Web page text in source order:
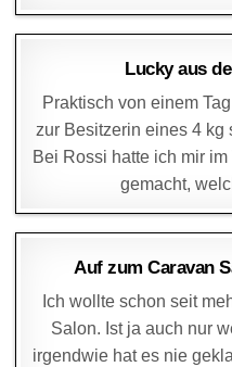
DAGMAR 1.
Lucky aus
Praktisch von einem
zur Besitzerin eines 4 kg
Bei Rossi hatte ich mir
gemacht,
DAGMAR
Auf zum Caravan
Ich wollte schon seit
Salon. Ist ja auch nur
irgendwie hat es nie